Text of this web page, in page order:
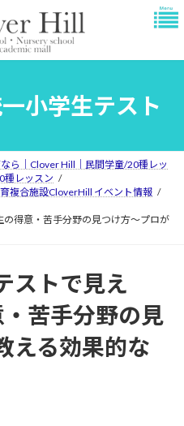
小学生テスト
ら｜Clover Hill｜民間学童/20種レッ
種レッスン
複合施設CloverHill イベント情報
得意・苦手分野の見つけ方～プロが
ストで見え
苦手分野の見
える効果的な